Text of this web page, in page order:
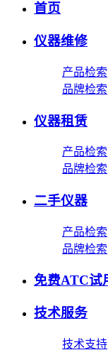
首页
仪器维修
产品检索
品牌检索
仪器租赁
产品检索
品牌检索
二手仪器
产品检索
品牌检索
免费ATC试
技术服务
技术支持